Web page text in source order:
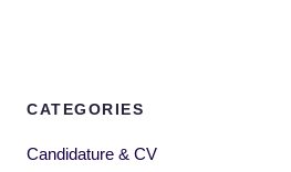
CATEGORIES
Candidature & CV